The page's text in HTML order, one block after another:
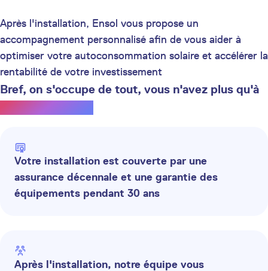
Après l'installation, Ensol vous propose un
accompagnement personnalisé afin de vous aider à
optimiser votre autoconsommation solaire et accélérer la
rentabilité de votre investissement
Bref, on s'occupe de tout, vous n'avez plus qu'à
profiter du soleil.
Votre installation est couverte par une
assurance décennale et une garantie des
équipements pendant 30 ans
Après l'installation, notre équipe vous